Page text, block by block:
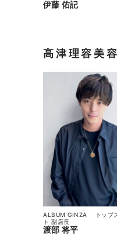
伊藤 佑記
高津理容美
渡部 将平
ALBUM GINZA
トップ
ト副店長